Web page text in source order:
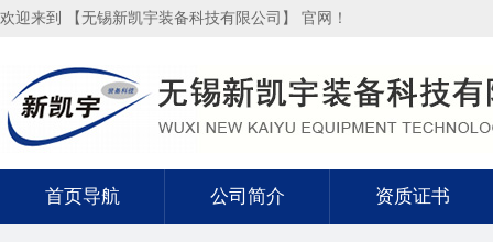
欢迎来到 【无锡新凯宇装备科技有限公司】 官网！
首页导航 公司简介 资质证书